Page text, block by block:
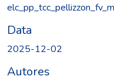
Data
2025-12-02
Autores